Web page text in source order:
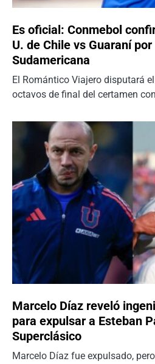
Es oficial: Conmebol
U. de Chile vs Guaraní por
Sudamericana
El Romántico Viajero disputará
octavos de final del certamen
Marcelo Díaz reveló
para expulsar a Esteban
Superclásico
Marcelo Díaz fue expulsado,